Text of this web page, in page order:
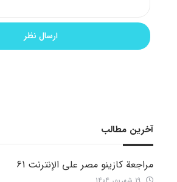
آخرین مطالب
مراجعة كازينو مصر على الإنترنت 61